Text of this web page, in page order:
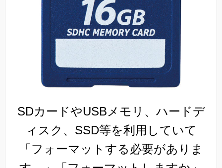
SDカードやUSBメモリ、ハードデ
ィスク、SSD等を利用していて
「フォーマットする必要がありま